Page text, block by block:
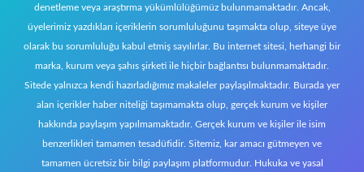
denetleme veya araştırma yükümlülüğümüz bulunmamaktadır. Ancak,
üyelerimiz yazdıkları içeriklerin sorumluluğunu taşımakta olup, siteye üye
olarak bu sorumluluğu kabul etmiş sayılırlar. Bu internet sitesi, herhangi bir
marka, kurum veya şahıs şirketi ile hiçbir bağlantısı bulunmamaktadır.
Sitede yalnızca kendi hazırladığımız makaleler paylaşılmaktadır. Burada yer
alan içerikler haber niteliği taşımamakta olup, gerçek kurum ve kişiler
hakkında paylaşım yapılmamaktadır. Gerçek kurum ve kişiler ile isim
benzerlikleri tamamen tesadüfidir. Sitemiz, kar amacı gütmeyen ve
tamamen ücretsiz bir bilgi paylaşım platformudur. Hukuka ve yasal